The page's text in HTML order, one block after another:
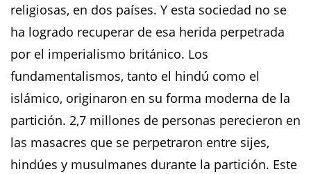
religiosas, en dos países. Y esta sociedad no se
ha logrado recuperar de esa herida perpetrada
por el imperialismo británico. Los
fundamentalismos, tanto el hindú como el
islámico, originaron en su forma moderna de la
partición. 2,7 millones de personas perecieron en
las masacres que se perpetraron entre sijes,
hindúes y musulmanes durante la partición. Este